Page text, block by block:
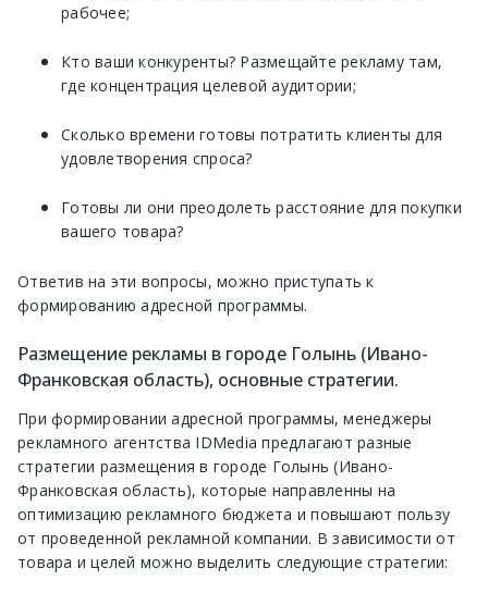
рабочее;
Кто ваши конкуренты? Размещайте рекламу там,
где концентрация целевой аудитории;
Сколько времени готовы потратить клиенты для
удовлетворения спроса?
Готовы ли они преодолеть расстояние для покупки
вашего товара?
Ответив на эти вопросы, можно приступать к
формированию адресной программы.
Размещение рекламы в городе Голынь (Ивано-
Франковская область), основные стратегии.
При формировании адресной программы, менеджеры
рекламного агентства IDMedia предлагают разные
стратегии размещения в городе Голынь (Ивано-
Франковская область), которые направленны на
оптимизацию рекламного бюджета и повышают пользу
от проведенной рекламной компании. В зависимости от
товара и целей можно выделить следующие стратегии: